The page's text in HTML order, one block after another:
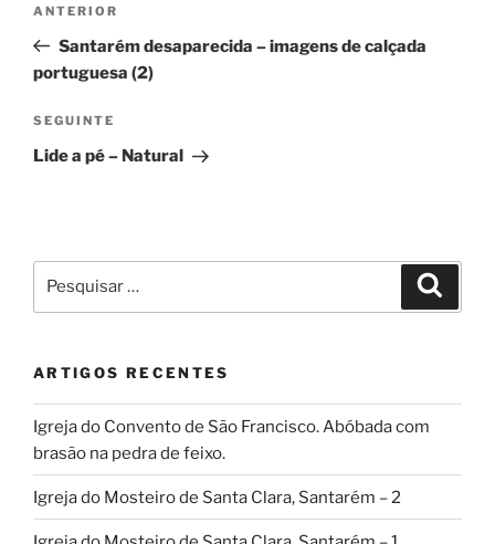
artigos
Conteúdo
anterior
ANTERIOR
Santarém desaparecida – imagens de calçada
portuguesa (2)
Conteúdo
seguinte
SEGUINTE
Lide a pé – Natural
por:
ARTIGOS RECENTES
Igreja do Convento de São Francisco. Abóbada com
brasão na pedra de feixo.
Igreja do Mosteiro de Santa Clara, Santarém – 2